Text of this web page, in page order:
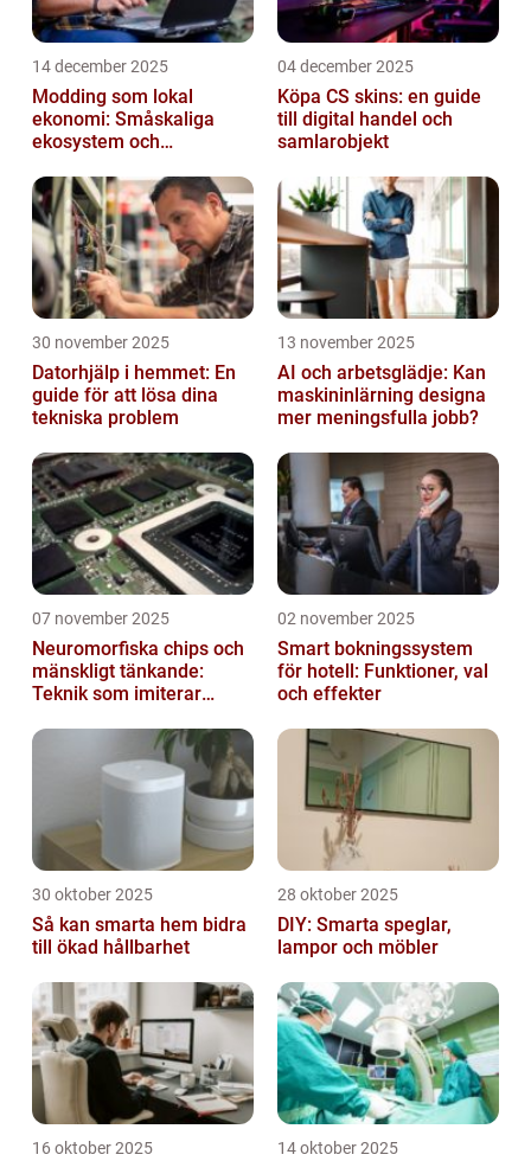
14 december 2025
Modding som lokal
ekonomi: Småskaliga
ekosystem och
04 december 2025
Köpa CS skins: en guide
till digital handel och
samlarobjekt
30 november 2025
Datorhjälp i hemmet: En
guide för att lösa dina
tekniska problem
13 november 2025
AI och arbetsglädje: Kan
maskininlärning designa
mer meningsfulla jobb?
07 november 2025
Neuromorfiska chips och
mänskligt tänkande:
Teknik som imiterar
02 november 2025
Smart bokningssystem
för hotell: Funktioner, val
och effekter
30 oktober 2025
Så kan smarta hem bidra
till ökad hållbarhet
28 oktober 2025
DIY: Smarta speglar,
lampor och möbler
16 oktober 2025 14 oktober 2025